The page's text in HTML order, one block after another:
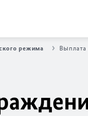
режима Выплата